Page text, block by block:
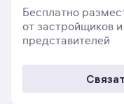
Бесплатно
от застройщиков
представителей